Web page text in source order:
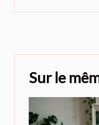
Sur le